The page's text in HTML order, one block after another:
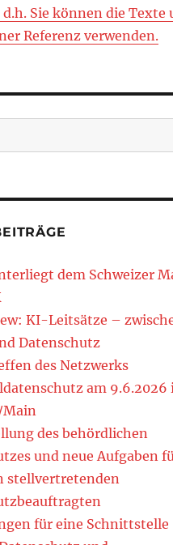
Sie können die Texte
Referenz verwenden.
dem Schweizer
KI-Leitsätze –
Datenschutz
des Netzwerks
am 9.6.2026
des behördlichen
und neue Aufgaben
stellvertretenden
für eine Schnittstelle